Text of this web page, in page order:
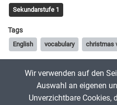
Sekundarstufe 1
Tags
English vocabulary christmas
joannchen89 16.
Wir verwenden auf den
Auswahl an eigenen
Unverzichtbare Cookies,